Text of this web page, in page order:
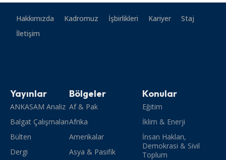
Hakkımızda Kadromuz İşbirlikleri Kariyer
Staj
İletişim
Yayınlar
ANKASAM Analiz
Balgat Çalışmaları
Bülten
Dergi
Bölgeler
Af & Pak
Afrika
Amerikalar
Asya & Pasifik
Konular
Eğitim
İklim & Enerji
İnsan Hakları,
Demokrasi & Sivil
Toplum